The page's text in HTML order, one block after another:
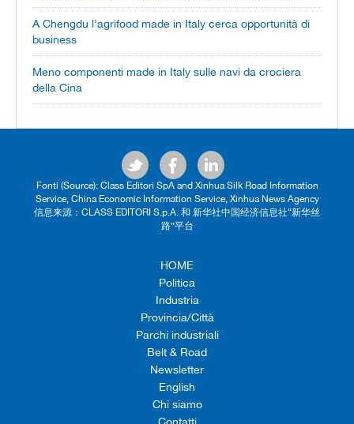
A Chengdu l'agrifood made in Italy cerca opportunità di
business
Meno componenti made in Italy sulle navi da crociera
della Cina
Fonti (Source): Class Editori SpA and Xinhua Silk Road Information
Service, China Economic Information Service, Xinhua News Agency
信息来源：CLASS EDITORI S.p.A. 和 新华社中国经济信息社“新华丝
路”平台
HOME
Politica
Industria
Provincia/Città
Parchi industriali
Belt & Road
Newsletter
English
Chi siamo